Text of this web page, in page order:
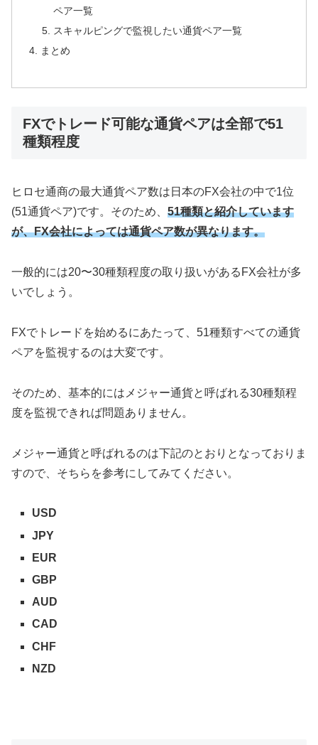
ペア一覧
スキャルピングで監視したい通貨ペア一覧
まとめ
FXでトレード可能な通貨ペアは全部で51
種類程度
ヒロセ通商の最大通貨ペア数は日本のFX会社の中で1位
(51通貨ペア)です。そのため、 51種類と紹介しています
が、FX会社によっては通貨ペア数が異なります。
一般的には20〜30種類程度の取り扱いがあるFX会社が多
いでしょう。
FXでトレードを始めるにあたって、51種類すべての通貨
ペアを監視するのは大変です。
そのため、基本的にはメジャー通貨と呼ばれる30種類程
度を監視できれば問題ありません。
メジャー通貨と呼ばれるのは下記のとおりとなっておりま
すので、そちらを参考にしてみてください。
USD
JPY
EUR
GBP
AUD
CAD
CHF
NZD